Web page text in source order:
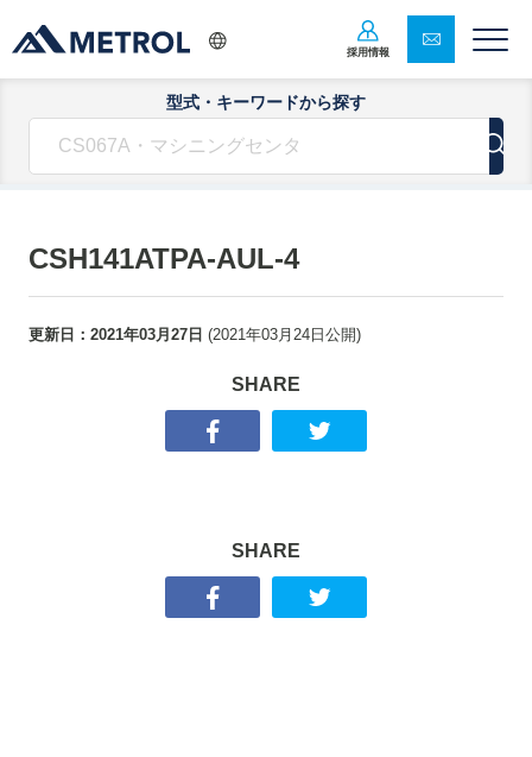
採用情報
型式・キーワードから探す
CSH141ATPA-AUL-4
更新日： 2021年03月27日 (2021年03月24日 公開)
SHARE
SHARE